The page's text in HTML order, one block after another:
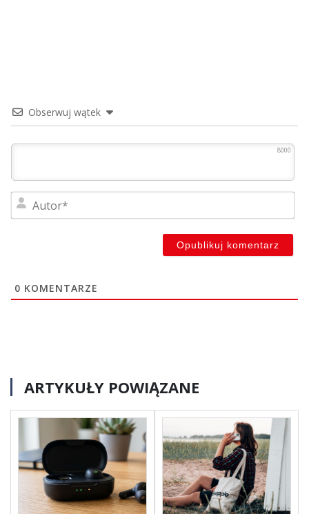
Obserwuj wątek
8000
0 KOMENTARZE
ARTYKUŁY POWIĄZANE